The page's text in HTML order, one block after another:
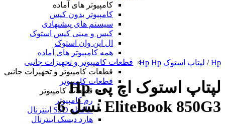
کامپیوتر های آماده
کامپیوتر بدون کیس
سیستم های پیشنهادی
کیس و مینی کیس استوک
ال این وان استوک
همه کامپیوتر های آماده
قطعات کامپیوتر و تجهیزات جانبی
قطعات کامپیوتر و تجهیزات جانبی
قطعات کامپیوتر
قطعات کامپیوتر
رم کامپیوتر
حافظه SSD اینترنال
هارد دیسک اینترنال
Hp
/ لپتاپ استوک Hp Hp
لپتاپ استوک اچ پی Hp
EliteBook 850G3 نسل 6